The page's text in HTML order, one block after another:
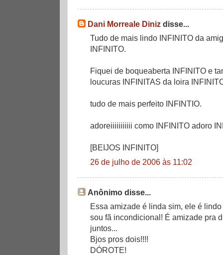
Dani Morreale Diniz disse...
Tudo de mais lindo INFINITO da
INFINITO.
Fiquei de boqueaberta INFINITO e
loucuras INFINITAS da loira
tudo de mais perfeito INFINTIO.
adoreiiiiiiiiiii como INFINITO adoro
[BEIJOS INFINITO]
26 de julho de 2006 às 11:02
Anônimo disse...
Essa amizade é linda sim, ele é
sou fã incondicional! É amizade pra
juntos...
Bjos pros dois!!!!
DÓROTE!